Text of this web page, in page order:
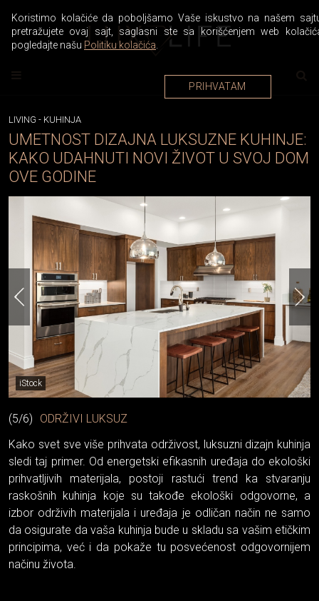
LIVING - KUHINJA
UMETNOST DIZAJNA LUKSUZNE KUHINJE:
KAKO UDAHNUTI NOVI ŽIVOT U SVOJ DOM
OVE GODINE
iStock
(5/6)
ODRŽIVI LUKSUZ
Kako svet sve više prihvata održivost, luksuzni dizajn kuhinja
sledi taj primer. Od energetski efikasnih uređaja do ekološki
prihvatljivih materijala, postoji rastući trend ka stvaranju
raskošnih kuhinja koje su takođe ekološki odgovorne, a
izbor održivih materijala i uređaja je odličan način ne samo
da osigurate da vaša kuhinja bude u skladu sa vašim etičkim
principima, već i da pokaže tu posvećenost odgovornijem
načinu života.
Koristimo kolačiće da poboljšamo Vaše iskustvo na našem
pretražujete ovaj sajt, saglasni ste sa korišćenjem web
pogledajte našu Politiku kolačića
PRIHVATAM